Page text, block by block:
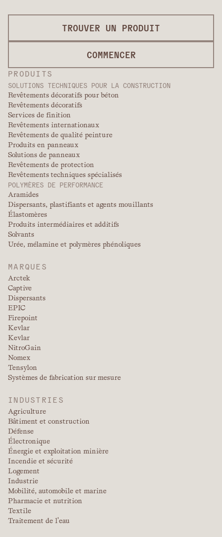
PRODUITS
SOLUTIONS TECHNIQUES POUR LA CONSTRUCTION
Revêtements décoratifs pour béton
Revêtements décoratifs
Services de finition
Revêtements internationaux
Revêtements de qualité peinture
Produits en panneaux
Solutions de panneaux
Revêtements de protection
Revêtements techniques spécialisés
POLYMÈRES DE PERFORMANCE
Aramides
Dispersants, plastifiants et agents mouillants
Élastomères
Produits intermédiaires et additifs
Solvants
Urée, mélamine et polymères phénoliques
MARQUES
Arctek
Captive
Dispersants
EPIC
Firepoint
Kevlar
Kevlar
NitroGain
Nomex
Tensylon
Systèmes de fabrication sur mesure
INDUSTRIES
Agriculture
Bâtiment et construction
Défense
Électronique
Énergie et exploitation minière
Incendie et sécurité
Logement
Industrie
Mobilité, automobile et marine
Pharmacie et nutrition
Textile
Traitement de l'eau
TROUVER UN PRODUIT
COMMENCER